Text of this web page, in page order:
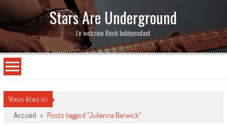
Stars Are Underground
Le webzine Rock Indépendant
Vous êtes ici
Accueil > Posts tagged "Julianna Barwick"